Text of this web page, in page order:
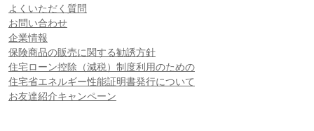
よくいただく質問
お問い合わせ
企業情報
保険商品の販売に関する勧誘方針
住宅ローン控除（減税）制度利用のための
住宅省エネルギー性能証明書発行について
お友達紹介キャンペーン